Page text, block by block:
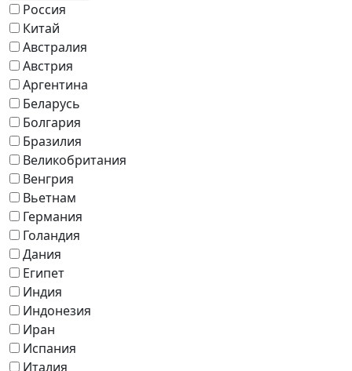
Россия
Китай
Австралия
Австрия
Аргентина
Беларусь
Болгария
Бразилия
Великобритания
Венгрия
Вьетнам
Германия
Голандия
Дания
Египет
Индия
Индонезия
Иран
Испания
Италия